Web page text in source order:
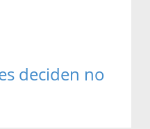
deciden no